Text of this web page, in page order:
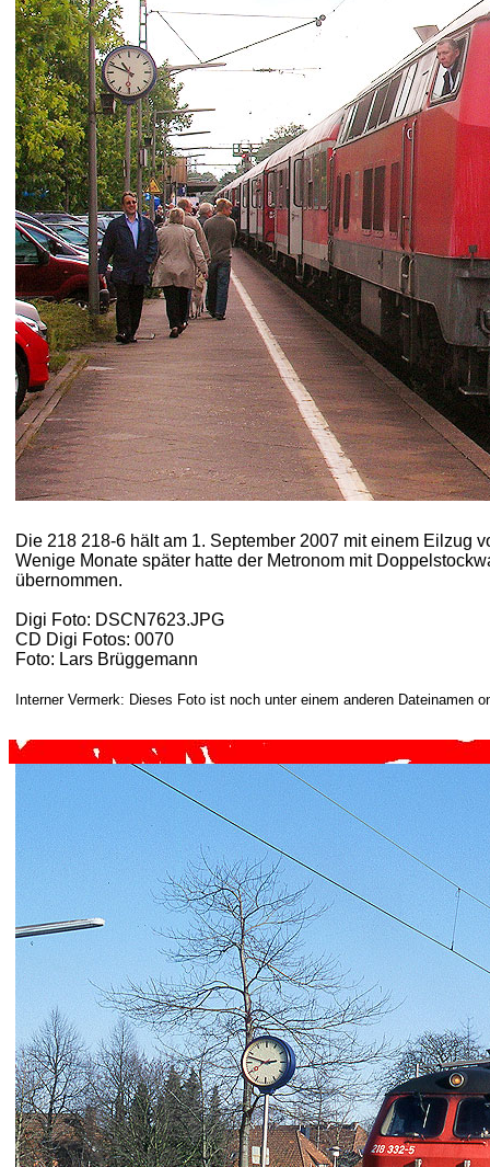
Die 218 218-6 hält am 1. September 2007 mit einem Eilzug
Wenige Monate später hatte der Metronom mit
übernommen.
Digi Foto: DSCN7623.JPG
CD Digi Fotos: 0070
Foto: Lars Brüggemann
Interner Vermerk: Dieses Foto ist noch unter einem anderen Dateinamen